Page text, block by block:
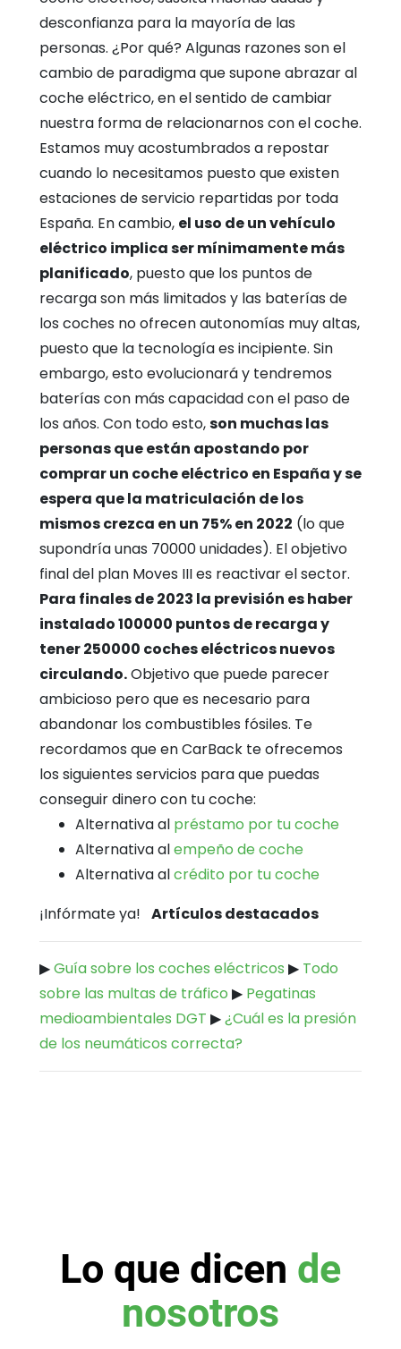
desconfianza para la mayoría de las
personas. ¿Por qué? Algunas razones son el
cambio de paradigma que supone abrazar al
coche eléctrico, en el sentido de cambiar
nuestra forma de relacionarnos con el coche.
Estamos muy acostumbrados a repostar
cuando lo necesitamos puesto que existen
estaciones de servicio repartidas por toda
España. En cambio, el uso de un vehículo
eléctrico implica ser mínimamente más
planificado, puesto que los puntos de
recarga son más limitados y las baterías de
los coches no ofrecen autonomías muy altas,
puesto que la tecnología es incipiente. Sin
embargo, esto evolucionará y tendremos
baterías con más capacidad con el paso de
los años. Con todo esto,son muchas las
personas que están apostando por
comprar un coche eléctrico en España y se
espera que la matriculación de los
mismos crezca en un 75% en 2022 (lo que
supondría unas 70000 unidades). El objetivo
final del plan Moves III es reactivar el sector.
Para finales de 2023 la previsión es haber
instalado 100000 puntos de recarga y
tener 250000 coches eléctricos nuevos
circulando.Objetivo que puede parecer
ambicioso pero que es necesario para
abandonar los combustibles fósiles. Te
recordamos que en CarBack te ofrecemos
los siguientes servicios para que puedas
conseguir dinero con tu coche:
Alternativa al préstamo por tu coche
Alternativa alempeño de coche
Alternativa alcrédito por tu coche
¡Infórmate ya! Artículos destacados
▶Guía sobre los coches eléctricos ▶ Todo
sobre las multas de tráfico ▶ Pegatinas
medioambientales DGT ▶¿Cuál es la presión
de los neumáticos correcta?
Lo que dicen de
nosotros